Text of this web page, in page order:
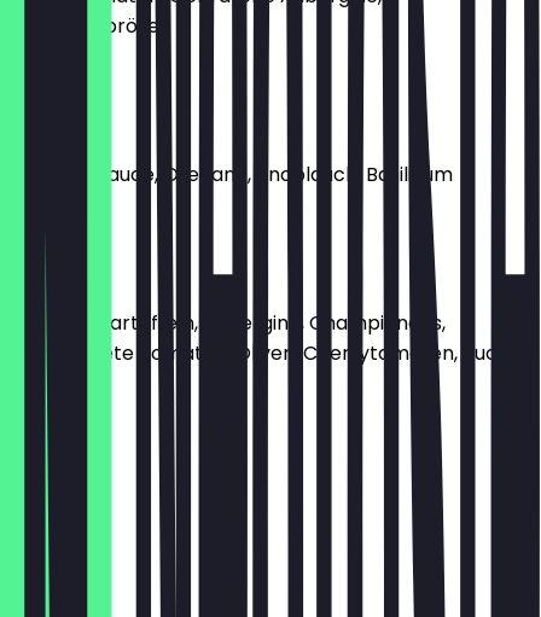
Haselnussbrösel
Tomatensauce, Oregano, Knoblauch, Basilikum
Ortolana
Rosmarinkartoffeln, Aubergine, Champignons,
Getrocknete Tomaten, Oliven, Cherrytomaten, Rucola,
Basilikum
€ 14,00